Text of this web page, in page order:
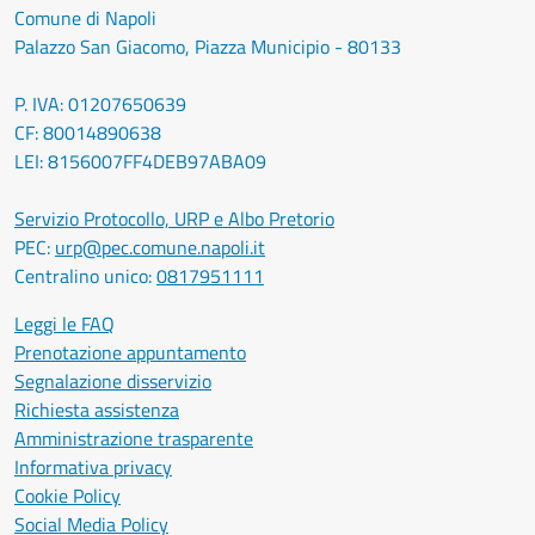
Comune di Napoli
Palazzo San Giacomo, Piazza Municipio - 80133
P. IVA: 01207650639
CF: 80014890638
LEI: 8156007FF4DEB97ABA09
Servizio Protocollo, URP e Albo Pretorio
PEC: urp@pec.comune.napoli.it
Centralino unico:0817951111
Leggi le FAQ
Prenotazione appuntamento
Segnalazione disservizio
Richiesta assistenza
Amministrazione trasparente
Informativa privacy
Cookie Policy
Social Media Policy